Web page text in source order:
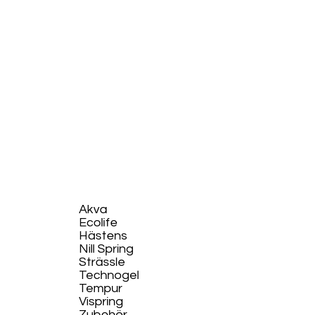
Akva
Ecolife​
Hästens
Nill Spring
Strässle
Technogel
Tempur
Vispring